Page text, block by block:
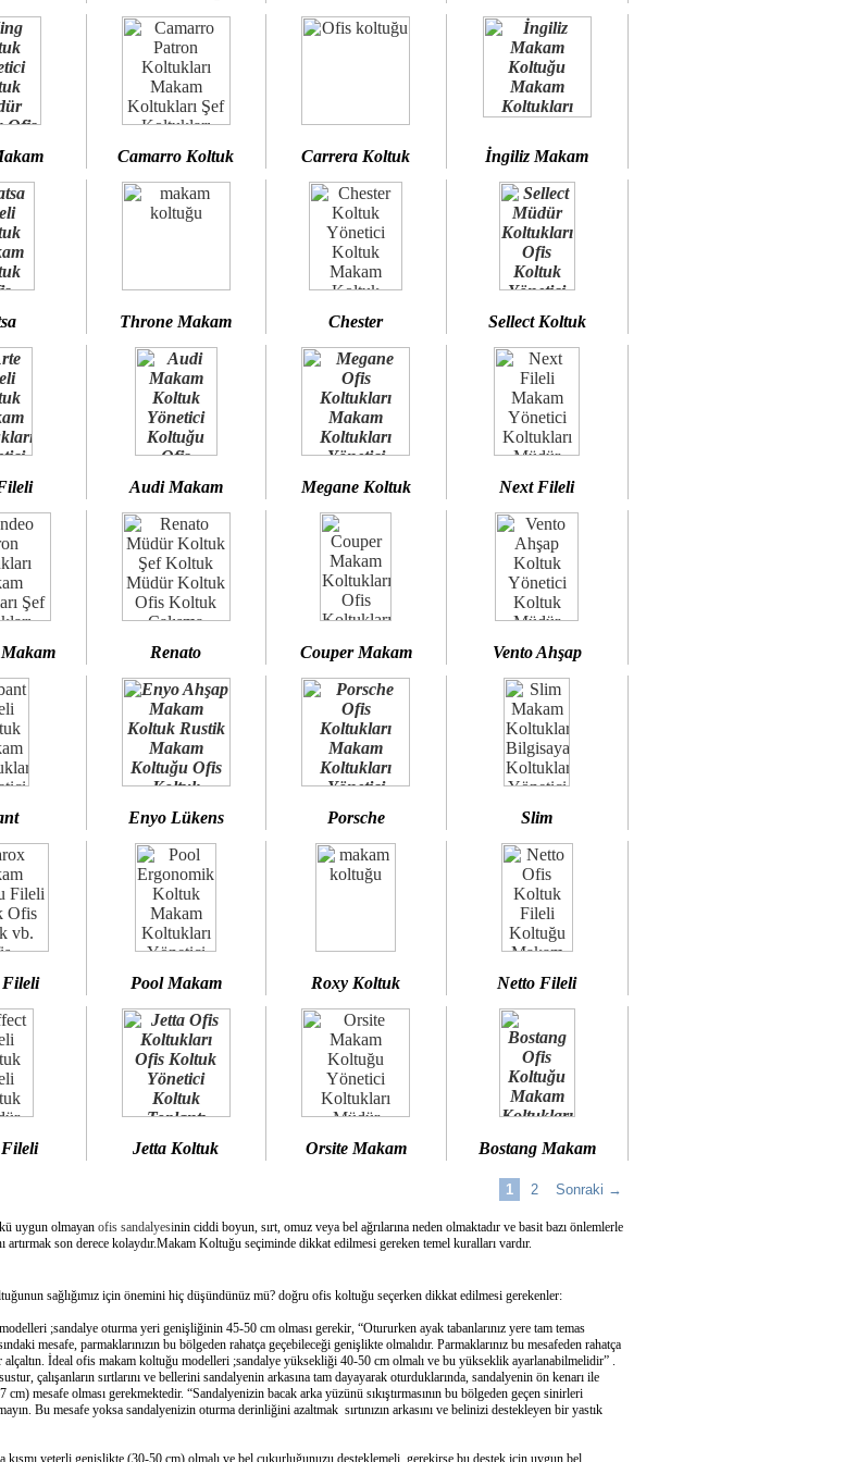
Camarro Koltuk Carrera Koltuk İngiliz Makam
Throne Makam Chester Sellect Koltuk
Audi Makam Megane Koltuk Next Fileli
Renato Couper Makam Vento Ahşap
Enyo Lükens Porsche Slim
Fileli Pool Makam Roxy Koltuk Netto Fileli
Jetta Koltuk Orsite Makam Bostang Makam
1 2 Sonraki →
uygun olmayan ofis sandalyesinin ciddi boyun, sırt, omuz veya bel ağrılarına neden olmaktadır ve basit bazı önlemlerle
artırmak son derece kolaydır.Makam Koltuğu seçiminde dikkat edilmesi gereken temel kuralları vardır.
sağlığımız için önemini hiç düşündünüz mü? doğru ofis koltuğu seçerken dikkat edilmesi gerekenler:
;sandalye oturma yeri genişliğinin 45-50 cm olması gerekir, “Otururken ayak tabanlarınız yere tam temas
mesafe, parmaklarınızın bu bölgeden rahatça geçebileceği genişlikte olmalıdır. Parmaklarınız bu mesafeden rahatça
İdeal ofis makam koltuğu modelleri ;sandalye yüksekliği 40-50 cm olmalı ve bu yükseklik ayarlanabilmelidir” .
çalışanların sırtlarını ve bellerini sandalyenin arkasına tam dayayarak oturduklarında, sandalyenin ön kenarı ile
mesafe olması gerekmektedir. “Sandalyenizin bacak arka yüzünü sıkıştırmasının bu bölgeden geçen sinirleri
Bu mesafe yoksa sandalyenizin oturma derinliğini azaltmak sırtınızın arkasını ve belinizi destekleyen bir yastık
kısmı yeterli genişlikte (30-50 cm) olmalı ve bel çukurluğunuzu desteklemeli, gerekirse bu destek için uygun bel